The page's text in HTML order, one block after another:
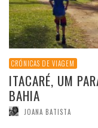
CRÓNICAS DE VIAGEM
ITACARÉ, UM
BAHIA
JOANA BATISTA